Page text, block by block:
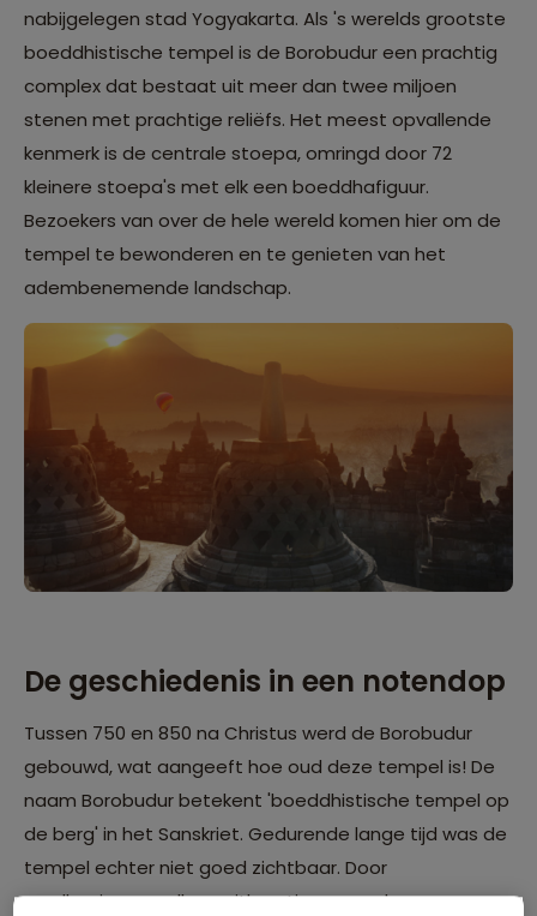
nabijgelegen stad Yogyakarta. Als 's werelds grootste
boeddhistische tempel is de Borobudur een prachtig
complex dat bestaat uit meer dan twee miljoen
stenen met prachtige reliëfs. Het meest opvallende
kenmerk is de centrale stoepa, omringd door 72
kleinere stoepa's met elk een boeddhafiguur.
Bezoekers van over de hele wereld komen hier om de
tempel te bewonderen en te genieten van het
adembenemende landschap.
De geschiedenis in een notendop
Tussen 750 en 850 na Christus werd de Borobudur
gebouwd, wat aangeeft hoe oud deze tempel is! De
naam Borobudur betekent 'boeddhistische tempel op
de berg' in het Sanskriet. Gedurende lange tijd was de
tempel echter niet goed zichtbaar. Door
aardbevingen, vulkaanuitbarstingen en de